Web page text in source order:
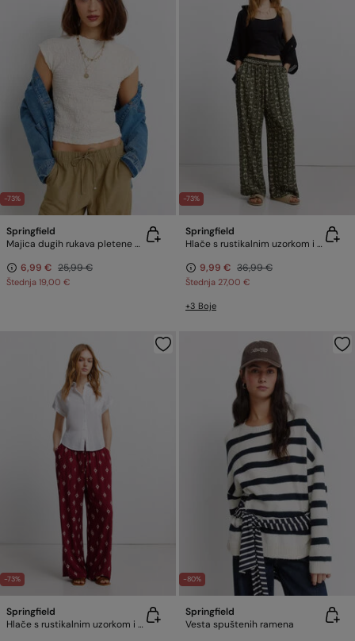
-73%
Springfield
Majica dugih rukava pletene strukture
6,99 € 25,99 €
Štednja 19,00 €
-73%
Springfield
Hlače s rustikalnim uzorkom i vezicom
9,99 € 36,99 €
Štednja 27,00 €
+3 Boje
-73%
Springfield
Hlače s rustikalnim uzorkom i vezicom
-80%
Springfield
Vesta spuštenih ramena